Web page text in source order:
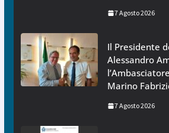
7 Agosto 2026
Il Presidente
Alessandro
Marino
7 Agosto 2026